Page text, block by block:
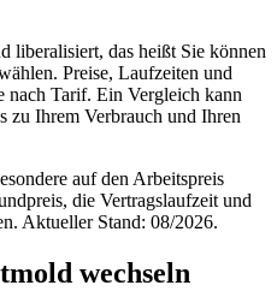
liberalisiert, das heißt Sie können
Preise, Laufzeiten und
nach Tarif. Ein Vergleich kann
zu Ihrem Verbrauch und Ihren
auf den Arbeitspreis
die Vertragslaufzeit und
Aktueller Stand: 08/2026.
wechseln